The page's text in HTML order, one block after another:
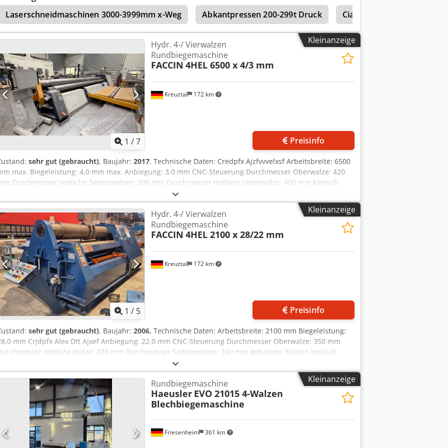
jegliche Gewährleistung verkauft.
Laserschneidmaschinen 3000-3999mm x-Weg
Abkantpressen 200-299t Druck Ciata 245 S
Kleinanzeige
1 /7
Kreuztal 172 km
Hydr. 4-/ Vierwalzen
Rundbiegemaschine
FACCIN 4HEL 6500 x 4/3 mm
Preisinfo
sehr gut (gebraucht), Baujahr: 2017, Technische Daten: Credpfx Ajzfvvvelxsf Arbeitsbreite: 6500
max. Biegeleistung: 4,0 mm max. Anbiegung: 3,0 mm CNC-Steuerung Durchmesser Oberwalze: 420
Durchmesser seitliche Seitenwalzen: 300 mm Durchmesser mittlere Unterwalze: 400 mm konisch
Biegeeinrichtung durch Schrägstellung der beiden Seitenwalzen fahrbares Bedienpult mit Digitalanzeige
Klapplager CE-Kennzeichen Motorleistung: 22 kW Abmessungen (Länge x Breite x Höhe)): ca.
x 2350 x 1900 mm Eigengewicht: ca. 29 Tonnen Zusatzausstattung: zweite Oberwalze Durchmesser:
mm seitliche Biegehilfe Zustand: sehr guter Zustand, wenig benutzt
Kleinanzeige
1 / 5
Kreuztal 172 km
Hydr. 4-/ Vierwalzen
Rundbiegemaschine
FACCIN 4HEL 2100 x 28/22 mm
Preisinfo
sehr gut (gebraucht), Baujahr: 2006, Technische Daten: Arbeitsbreite: 2100 mm Biegeleistung:
mm Crjdpfx Alex Dtt Ajxef Anbiegung: 22,0 mm CNC-Steuerung Durchmesser Oberwalze: 350 mm
mittlere Walze: 330 mm Durchmesser Seitenwalzen: 240 mm gehärtete Walzen konisch
Biegeeinrichtung durch Schrägstellung der beiden Seitenwalzen fahrbares Bedienpult mit Digitalanzeige
7,5 kW CE-Kennzeichen Abmessungen (Länge x Breite x Höhe): ca. 3600 x 1500 x 1500 mm
Gewicht: ca. 14,5 to Der Verkäufer haftet nicht für Schreib- oder Datenübermittlungsfehler. Die Maschine
ist in Optik, Technik und Verschleiß dem Alter entsprechend; gebrauchte Maschinen werden ohne
jegliche Gewährleistung verkauft.
Kleinanzeige
Friesenheim 361 km
Rundbiegemaschine
Haeusler EVO 21015 4-Walzen
Blechbiegemaschine